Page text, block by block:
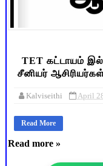
TET கட்டாயம்
சீனியர்
Kalviseithi April
Read More
Read more »